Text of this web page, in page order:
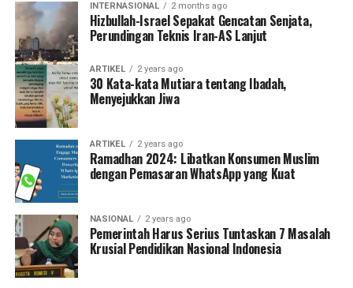
INTERNASIONAL 2 months ago
Hizbullah-Israel Sepakat Gencatan Senjata,
Perundingan Teknis Iran-AS Lanjut
ARTIKEL 2 years ago
30 Kata-kata Mutiara tentang Ibadah,
Menyejukkan Jiwa
ARTIKEL 2 years ago
Ramadhan 2024: Libatkan Konsumen Muslim
dengan Pemasaran WhatsApp yang Kuat
NASIONAL 2 years ago
Pemerintah Harus Serius Tuntaskan 7 Masalah
Krusial Pendidikan Nasional Indonesia